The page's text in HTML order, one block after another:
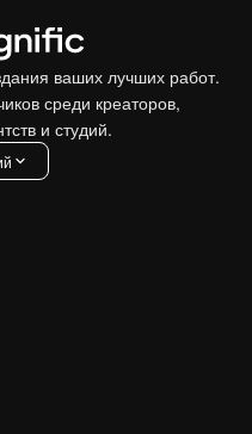
ваших лучших работ.
среди креаторов,
и студий.